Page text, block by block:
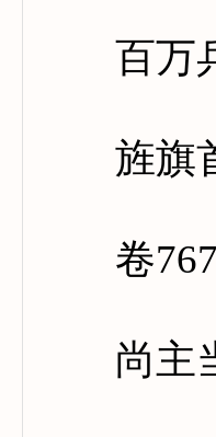
百万兵
旌旗首
卷
尚主当